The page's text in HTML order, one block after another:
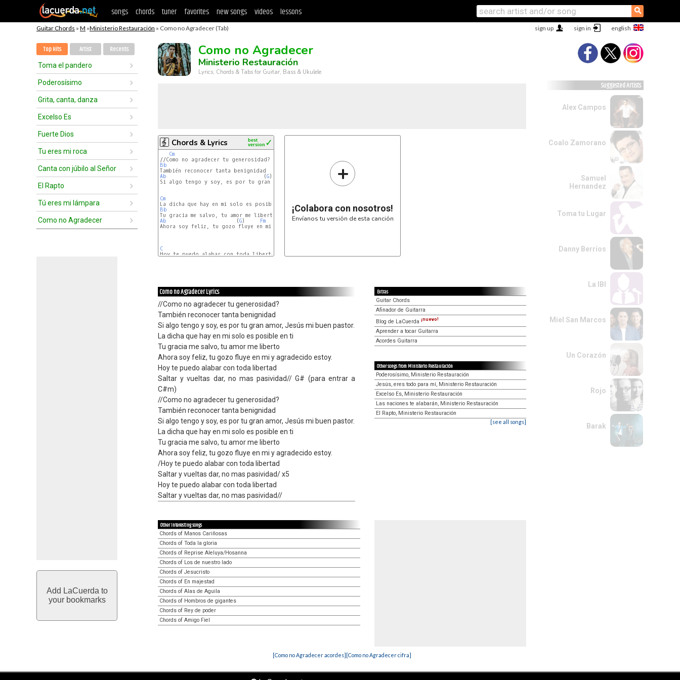
songs chords tuner favorites new songs videos lessons ⚲
Guitar Chords » M »Ministerio Restauración » Como no Agradecer (Tab) sign in
sign up
Top Hits Artist Recents
Toma el pandero
Poderosísimo
Grita, canta, danza
Excelso Es
Fuerte Dios
Tu eres mi roca
Canta con júbilo al Señor
El Rapto
Tú eres mi lámpara
Como no Agradecer
Add LaCuerda to
your bookmarks
Como no Agradecer
Ministerio Restauración
Lyrics, Chords & Tabs for Guitar, Bass & Ukulele
Chords & Lyrics ✓
best
version
Cm
Bb
Ab
                                (
G)
Si algo tengo y soy, es por tu gran amor, Jesús mi buen pastor.
Cm
Bb
Ab
                       (
G) Fm
G
Ahora soy feliz, tu gozo fluye en mi y agradecido estoy.
C
Hoy te puedo alabar con toda libertad
+
¡Colabora con nosotros!
Envíanos tu versión de esta canción
Como no Agradecer Lyrics
//Como no agradecer tu generosidad?
También reconocer tanta benignidad
Si algo tengo y soy, es por tu gran amor, Jesús mi buen pastor.
La dicha que hay en mi solo es posible en ti
Tu gracia me salvo, tu amor me liberto
Ahora soy feliz, tu gozo fluye en mi y agradecido estoy.
Hoy te puedo alabar con toda libertad
Saltar y vueltas dar, no mas pasividad// G# (para entrar a
C#m)
//Como no agradecer tu generosidad?
También reconocer tanta benignidad
Si algo tengo y soy, es por tu gran amor, Jesús mi buen pastor.
La dicha que hay en mi solo es posible en ti
Tu gracia me salvo, tu amor me liberto
Ahora soy feliz, tu gozo fluye en mi y agradecido estoy.
/Hoy te puedo alabar con toda libertad
Saltar y vueltas dar, no mas pasividad/ x5
Hoy te puedo alabar con toda libertad
Saltar y vueltas dar, no mas pasividad//
Extras
Guitar Chords
Afinador de Guitarra
Blog de LaCuerda ¡nuevo!
Aprender a tocar Guitarra
Acordes Guitarra
Other songs from Ministerio Restauración
Poderosísimo, Ministerio Restauración
Jesús, eres todo para mí, Ministerio Restauración
Excelso Es, Ministerio Restauración
Las naciones te alabarán, Ministerio Restauración
El Rapto, Ministerio Restauración
[see all songs]
Other interesting songs
Chords of Manos Cariñosas
Chords of Toda la gloria
Chords of Reprise Aleluya/Hosanna
Chords of Los de nuestro lado
Chords of Jesucristo
Chords of En majestad
Chords of Alas de Aguila
Chords of Hombros de gigantes
Chords of Rey de poder
Chords of Amigo Fiel
[Como no Agradecer acordes][Como no Agradecer cifra]
Suggested Artists
Alex Campos
Coalo Zamorano
Samuel
Hernandez
Toma tu Lugar
Danny Berríos
La IBI
Miel San Marcos
Un Corazón
Rojo
Barak